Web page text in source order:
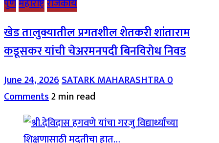
पुणेमहाराष्ट्रराजकीय
खेड तालुक्यातील प्रगतशील शेतकरी शांताराम
कडूसकर यांची चेअरमनपदी बिनविरोध निवड
June 24, 2026SATARK MAHARASHTRA0
Comments2 min read